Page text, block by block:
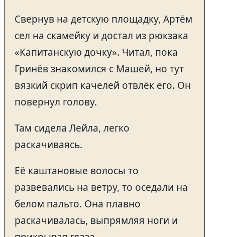
Свернув на детскую площадку, Артём
сел на скамейку и достал из рюкзака
«Капитанскую дочку». Читал, пока
Гринёв знакомился с Машей, но тут
вязкий скрип качелей отвлёк его. Он
повернул голову.
Там сидела Лейла, легко
раскачиваясь.
Её каштановые волосы то
развевались на ветру, то оседали на
белом пальто. Она плавно
раскачивалась, выпрямляя ноги и